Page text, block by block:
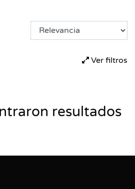
Ver filtros
resultados